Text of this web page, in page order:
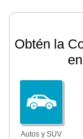
Obtén la
Autos y SUV